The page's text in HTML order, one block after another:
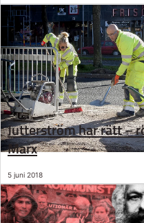
Jutterström har rätt –
Marx
5 juni 2018